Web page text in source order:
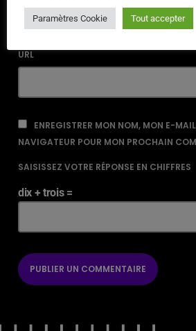
URL
ENREGISTRER MON NOM, MON E-
NAVIGATEUR POUR MON PROCHAIN
SAISISSEZ VOTRE RÉPONSE EN CHIFFRES
dix + trois =
Paramètres Cookie Tout accepter